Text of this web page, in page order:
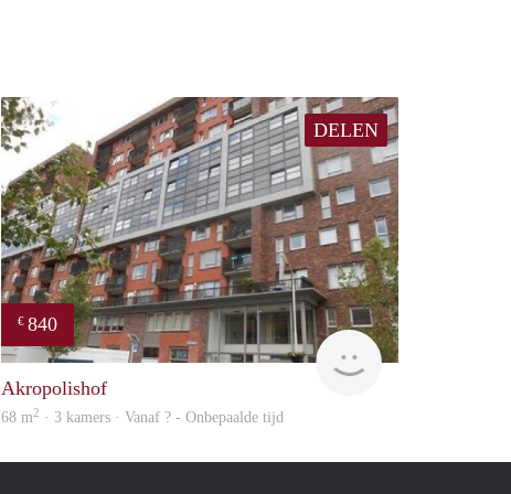
DELEN
€ 840
rent
Akropolishof
68 m2 · 3 kamers · Vanaf ? - Onbepaalde tijd